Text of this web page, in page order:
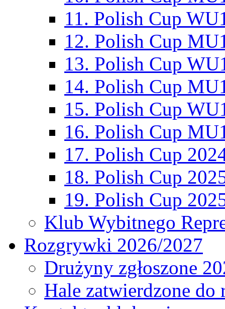
11. Polish Cup
12. Polish Cup
13. Polish Cup
14. Polish Cup
15. Polish Cup
16. Polish Cup
17. Polish Cup
18. Polish Cup
19. Polish Cup
Klub Wybitnego
Rozgrywki 2026/2027
Drużyny zgłoszone
Hale zatwierdzone